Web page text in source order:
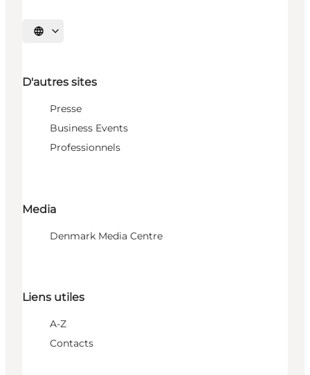
Choisissez la langue
D'autres sites
Presse
Business Events
Professionnels
Media
Denmark Media Centre
Liens utiles
A-Z
Contacts